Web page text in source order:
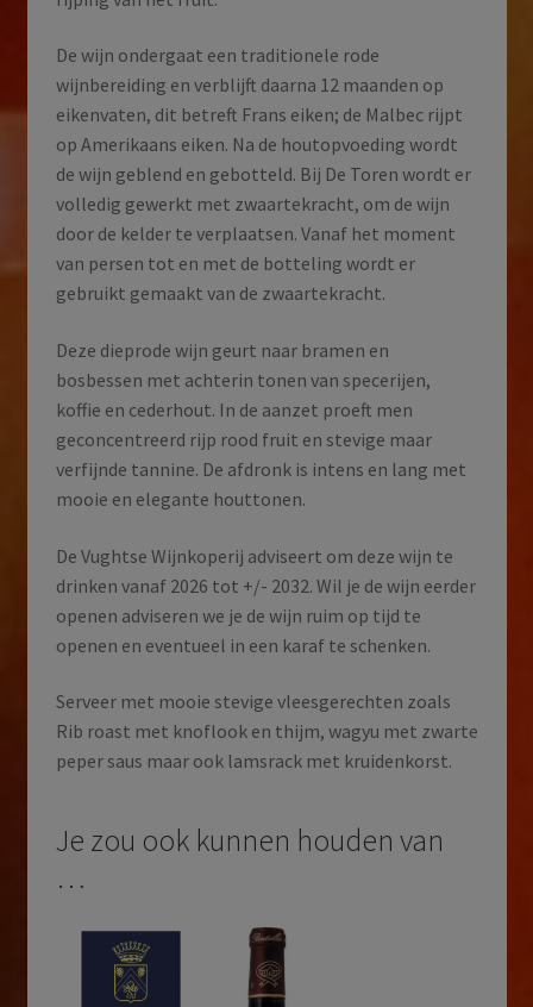
De wijn ondergaat een traditionele rode
wijnbereiding en verblijft daarna 12 maanden op
eikenvaten, dit betreft Frans eiken; de Malbec rijpt
op Amerikaans eiken. Na de houtopvoeding wordt
de wijn geblend en gebotteld. Bij De Toren wordt er
volledig gewerkt met zwaartekracht, om de wijn
door de kelder te verplaatsen. Vanaf het moment
van persen tot en met de botteling wordt er
gebruikt gemaakt van de zwaartekracht.
Deze dieprode wijn geurt naar bramen en
bosbessen met achterin tonen van specerijen,
koffie en cederhout. In de aanzet proeft men
geconcentreerd rijp rood fruit en stevige maar
verfijnde tannine. De afdronk is intens en lang met
mooie en elegante houttonen.
De Vughtse Wijnkoperij adviseert om deze wijn te
drinken vanaf 2026 tot +/- 2032. Wil je de wijn eerder
openen adviseren we je de wijn ruim op tijd te
openen en eventueel in een karaf te schenken.
Serveer met mooie stevige vleesgerechten zoals
Rib roast met knoflook en thijm, wagyu met zwarte
peper saus maar ook lamsrack met kruidenkorst.
Je zou ook kunnen houden van
…